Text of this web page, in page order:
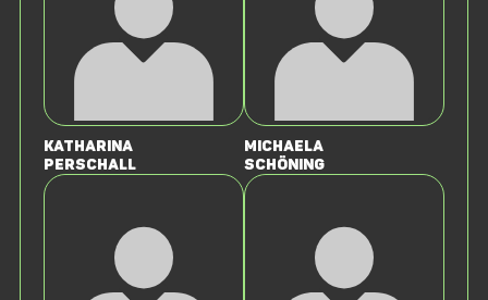
Katharina
Perschall
Michaela
Schöning